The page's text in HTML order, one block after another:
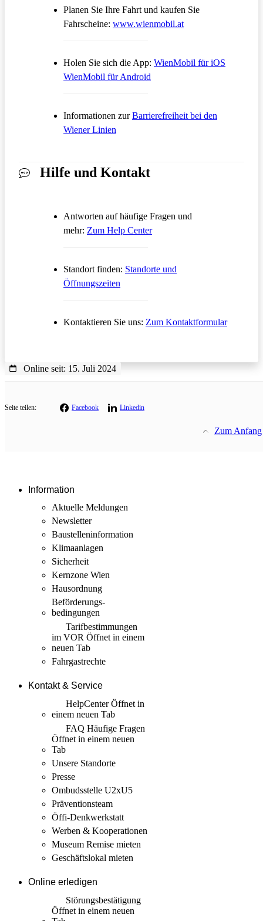
Planen Sie Ihre Fahrt und kaufen Sie
Fahrscheine: www.wienmobil.atÖffnet in einem
Holen Sie sich die App: WienMobil für iOS
WienMobil für Android
Informationen zurBarrierefreiheit bei den
Wiener Linien
Hilfe und Kontakt
Antworten auf häufige Fragen und
mehr: Zum Help CenterÖffnet in einem neuen Tab
Standort finden: Standorte und
Öffnungszeiten
Kontaktieren Sie uns: Zum KontaktformularÖffnet in
Online seit: 15. Juli 2024
Seite teilen: Facebook Linkedin
Zum Anfang
Information
Aktuelle Meldungen
Newsletter
Baustellen­information
Klimaanlagen
Sicherheit
Kernzone Wien
Hausordnung
Beförderungs­
bedingungen
Tarif­bestimmungen
im VOR Öffnet in einem
neuen Tab
Fahrgastrechte
Kontakt & Service
HelpCenterÖffnet in
einem neuen Tab
FAQ Häufige Fragen
Öffnet in einem neuen
Tab
Unsere Standorte
Presse
Ombudsstelle U2xU5
Präventionsteam
Öffi-Denkwerkstatt
Werben & Kooperationen
Museum Remise mieten
Geschäftslokal mieten
Online erledigen
Störungs­bestätigung
Öffnet in einem neuen